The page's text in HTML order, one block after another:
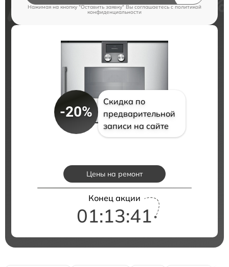
Нажимая на кнопку "Оставить заявку" Вы соглашаетесь c политикой
конфиденциальности
-20%
Скидка по
предварительной
записи на сайте
Цены на ремонт
Конец акции
01:13:40